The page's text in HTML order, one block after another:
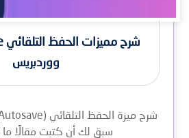
ووردبريس
سبق لك أن كتبت مقالًا